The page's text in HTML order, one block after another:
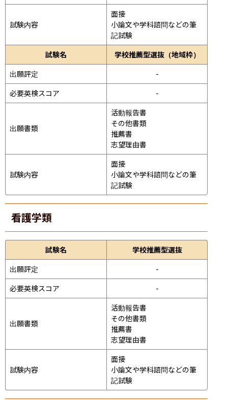
試験内容
面接
小論文や学科諮問などの筆
記試験
試験名
学校推薦型選抜（地域枠）
出願評定
-
必要英検スコア
-
出願書類
活動報告書
その他書類
推薦書
志望理由書
試験内容
面接
小論文や学科諮問などの筆
記試験
看護学類
試験名
学校推薦型選抜
出願評定
-
必要英検スコア
-
出願書類
活動報告書
その他書類
推薦書
志望理由書
試験内容
面接
小論文や学科諮問などの筆
記試験